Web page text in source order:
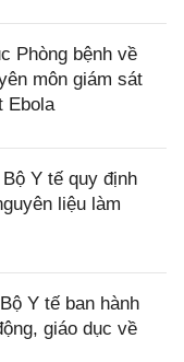
Phòng bệnh về
môn giám sát
Ebola
Y tế quy định
liệu làm
Y tế ban hành
giáo dục về